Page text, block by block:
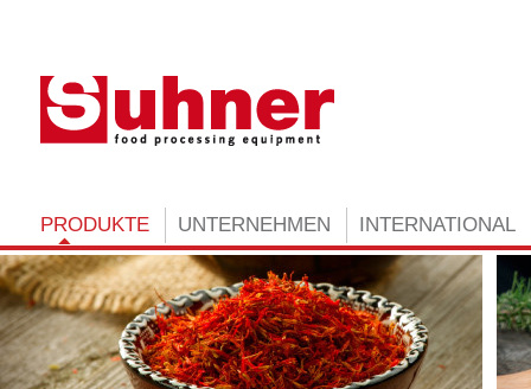
PRODUKTE UNTERNEHMEN INTERNATIONAL